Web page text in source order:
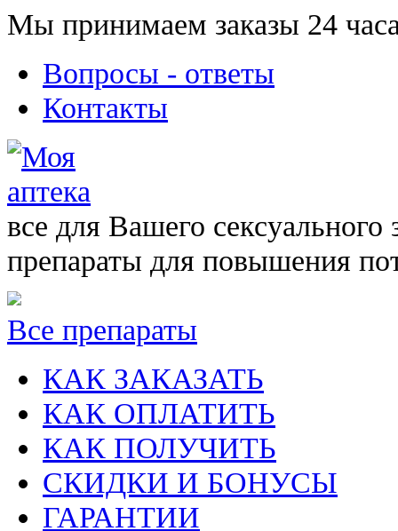
Мы принимаем заказы 24
Вопросы - ответы
Контакты
все для Вашего сексуального
препараты для повышения
Все препараты
КАК ЗАКАЗАТЬ
КАК ОПЛАТИТЬ
КАК ПОЛУЧИТЬ
СКИДКИ И БОНУСЫ
ГАРАНТИИ